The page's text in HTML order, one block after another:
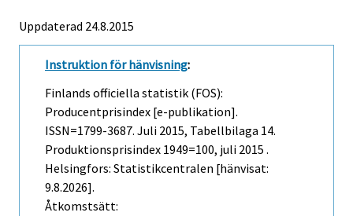
Uppdaterad 24.8.2015
Instruktion för hänvisning:
Finlands officiella statistik (FOS):
Producentprisindex [e-publikation].
ISSN=1799-3687. Juli 2015, Tabellbilaga 14.
Produktionsprisindex 1949=100, juli 2015 .
Helsingfors: Statistikcentralen [hänvisat:
9.8.2026].
Åtkomstsätt: